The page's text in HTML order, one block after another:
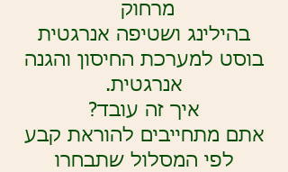
מרחוק
בהילינג ושטיפה אנרגטית
בוסט למערכת החיסון והגנה
אנרגטית.
איך זה עובד?
אתם מתחייבים להוראת קבע
לפי המסלול שתבחרו